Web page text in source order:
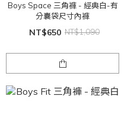
Boys Space 三角褲 - 經典白-有
分囊袋尺寸內褲
NT$650 NT$1,090